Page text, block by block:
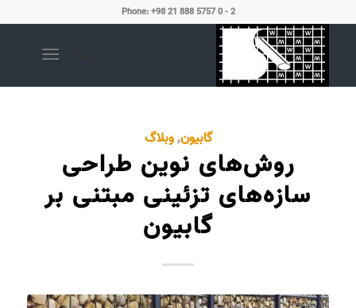
Phone: +98 21 888 5757 0 - 2
گابیون,وبلاگ
روش‌های نوین طراحی
سازه‌های تزئینی مبتنی بر
گابیون